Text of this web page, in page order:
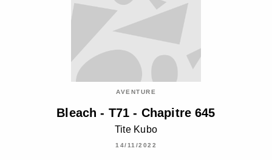
AVENTURE
Bleach - T71 - Chapitre 645
Tite Kubo
14/11/2022